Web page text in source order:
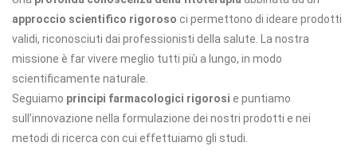
approccio scientifico rigoroso ci permettono di ideare prodotti
validi, riconosciuti dai professionisti della salute. La nostra
missione è far vivere meglio tutti più a lungo, in modo
scientificamente naturale.
Seguiamo principi farmacologici rigorosi e puntiamo
sull’innovazione nella formulazione dei nostri prodotti e nei
metodi di ricerca con cui effettuiamo gli studi.